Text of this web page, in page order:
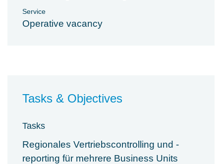
Service
Operative vacancy
Tasks & Objectives
Tasks
Regionales Vertriebscontrolling und -
reporting für mehrere Business Units